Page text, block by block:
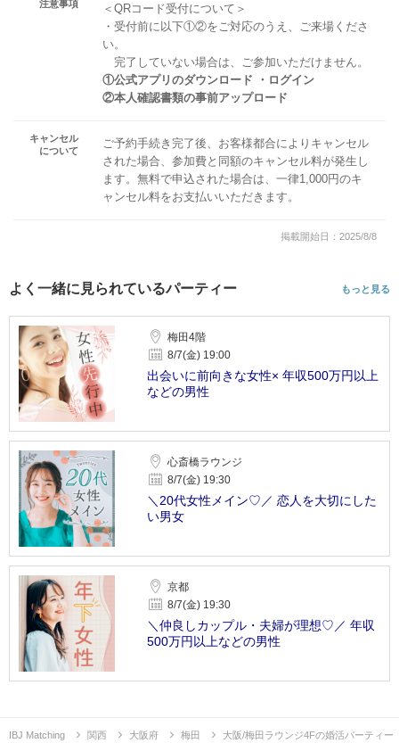
注意事項
＜QRコード受付について＞
・受付前に以下①②をご対応のうえ、ご来場くださ
い。
完了していない場合は、ご参加いただけません。
①公式アプリのダウンロード ・ログイン
②本人確認書類の事前アップロード
キャンセル
について
ご予約手続き完了後、お客様都合によりキャンセル
された場合、参加費と同額のキャンセル料が発生し
ます。無料で申込された場合は、一律1,000円のキ
ャンセル料をお支払いいただきます。
掲載開始日：2025/8/8
よく一緒に見られているパーティー もっと見る
梅田4階
8/7(金) 19:00
出会いに前向きな女性× 年収500万円以上
などの男性
心斎橋ラウンジ
8/7(金) 19:30
＼20代女性メイン♡／ 恋人を大切にした
い男女
京都
8/7(金) 19:30
＼仲良しカップル・夫婦が理想♡／ 年収
500万円以上などの男性
IBJ Matching 関西 大阪府 梅田 大阪/梅田ラウンジ4Fの婚活パーティー